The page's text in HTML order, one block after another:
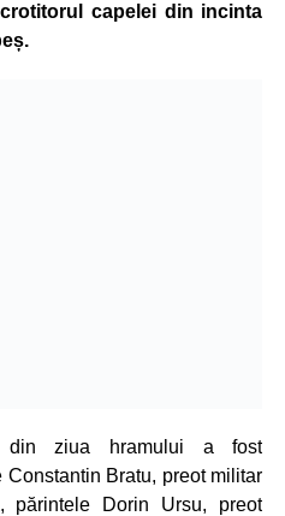
capelei din incinta
din ziua hramului a fost
Bratu, preot militar
părintele Dorin Ursu, preot